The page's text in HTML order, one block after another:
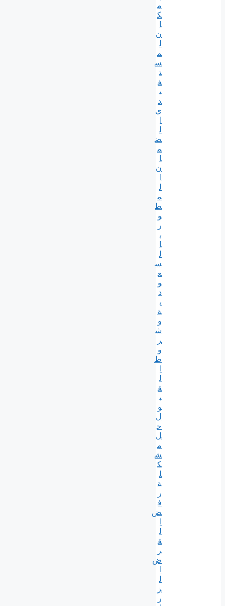
م
ك
ا
ن
ل
م
س
ت
ف
ي
د
ي
ل
ض
م
ا
ن
ل
م
ط
و
ر
ب
ا
ل
س
ع
و
د
ي
ة
و
ش
ر
و
ط
ل
ق
ب
و
ل
ح
ل
م
ش
ك
ل
ة
ر
ف
ض
ل
ق
ر
ض
ل
ز
ر